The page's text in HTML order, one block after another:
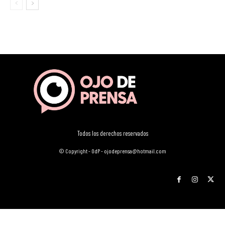
Todos los derechos reservados
© Copyright - OdP - ojodeprensa@hotmail.com